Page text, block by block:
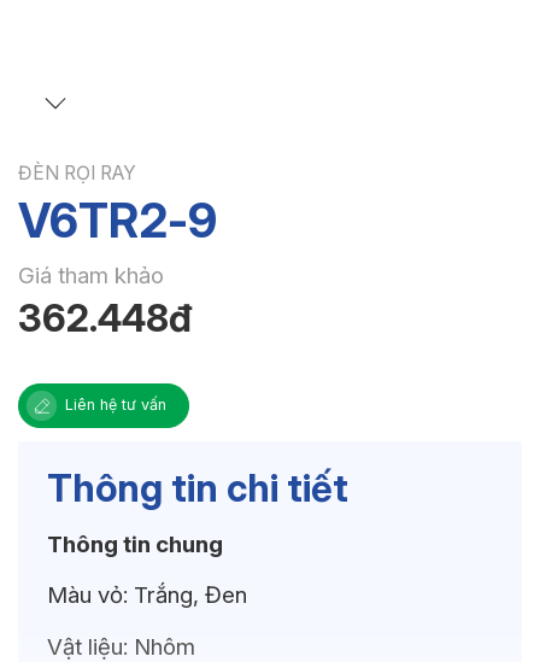
ĐÈN RỌI RAY
V6TR2-9
Giá tham khảo
362.448đ
Liên hệ tư vấn
Thông tin chi tiết
Thông tin chung
Màu vỏ: Trắng, Đen
Vật liệu: Nhôm